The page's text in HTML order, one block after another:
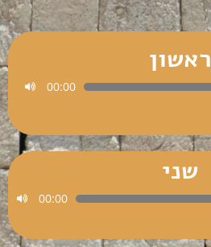
ראשון
00:00
שני
00:00